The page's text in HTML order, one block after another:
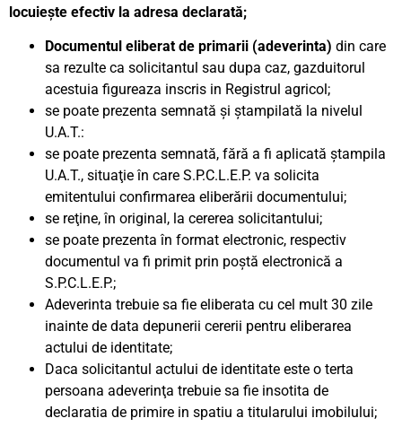
locuieşte efectiv la adresa declarată;
Documentul eliberat de primarii (adeverinta) din care
sa rezulte ca solicitantul sau dupa caz, gazduitorul
acestuia figureaza inscris in Registrul agricol;
se poate prezenta semnată şi ştampilată la nivelul
U.A.T.:
se poate prezenta semnată, fără a fi aplicată ştampila
U.A.T., situaţie în care S.P.C.L.E.P. va solicita
emitentului confirmarea eliberării documentului;
se reţine, în original, la cererea solicitantului;
se poate prezenta în format electronic, respectiv
documentul va fi primit prin poştă electronică a
S.P.C.L.E.P.;
Adeverinta trebuie sa fie eliberata cu cel mult 30 zile
inainte de data depunerii cererii pentru eliberarea
actului de identitate;
Daca solicitantul actului de identitate este o terta
persoana adeverinţa trebuie sa fie insotita de
declaratia de primire in spatiu a titularului imobilului;